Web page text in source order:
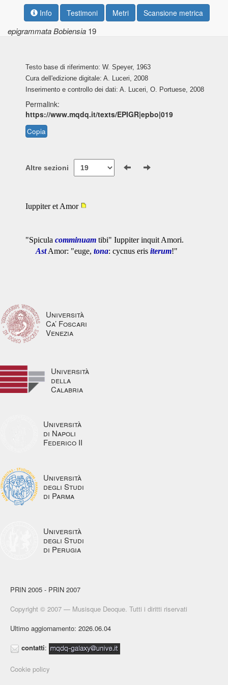
Info Testimoni Metri Scansione metrica
epigrammata Bobiensia 19
Testo base di riferimento: W. Speyer, 1963
Cura dell'edizione digitale: A. Luceri, 2008
Inserimento e controllo dei dati: A. Luceri, O. Portuese, 2008
Permalink:
https://www.mqdq.it/texts/EPIGR|epbo|019
Copia
Altre sezioni
Iuppiter et Amor
"Spicula comminuam tibi" Iuppiter inquit Amori.
AstAmor: "euge, tona: cycnus eris iterum!"
Università
Ca’ Foscari
Venezia
Università
della
Calabria
Università
di Napoli
Federico II
Università
degli Studi
di Parma
Università
degli Studi
di Perugia
PRIN 2005 - PRIN 2007
Copyright © 2007 — Musisque Deoque. Tutti i diritti riservati
Ultimo aggiornamento: 2026.06.04
contatti:
Cookie policy